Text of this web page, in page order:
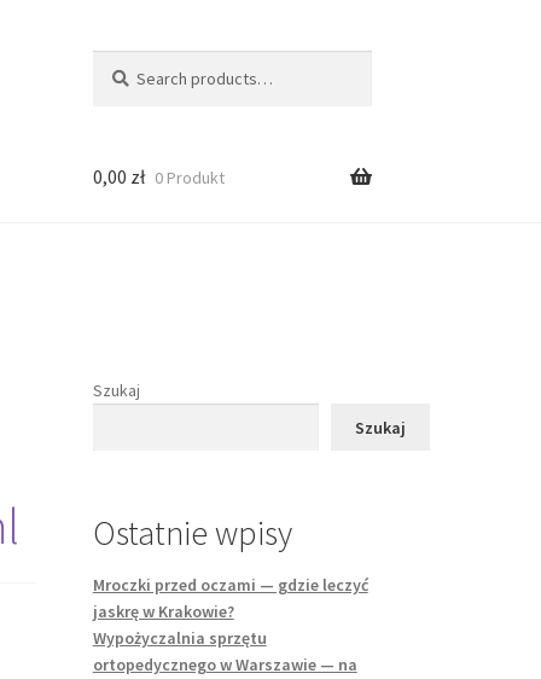
for:
0,00 zł 0 Produkt
Szukaj
Szukaj
Ostatnie wpisy
Mroczki przed oczami — gdzie leczyć
jaskrę w Krakowie?
Wypożyczalnia sprzętu
ortopedycznego w Warszawie — na